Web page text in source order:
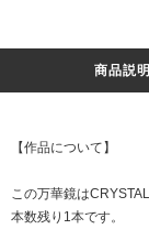
商品説明
【作品について】
この万華鏡は
本数残り1本です。